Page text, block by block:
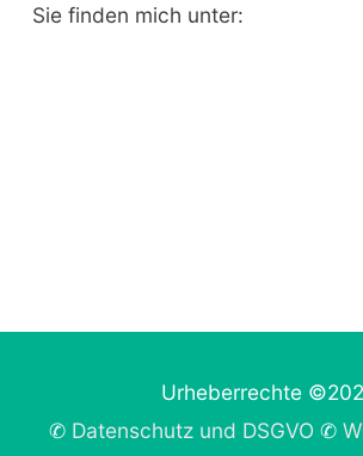
Sie finden mich unter:
Urheberrechte
✆ Datenschutz und DSGVO ✆